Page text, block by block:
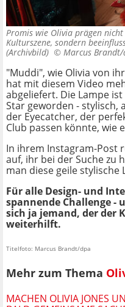
Promis wie Olivia prägen
Kulturszene, sondern
(Archivbild) © Marcus
"Muddi", wie Olivia von
hat mit diesem Video
abgeliefert. Die Lampe
Star geworden - stylisch,
der Eyecatcher, der
Club passen könnte, wie
In ihrem Instagram-Post
auf, ihr bei der Suche zu
man diese geile stylische
Für alle Design- und
spannende Challenge
sich ja jemand, der der
weiterhilft.
Titelfoto: Marcus Brandt/dpa
Mehr zum Thema
MACHEN OLIVIA JONES